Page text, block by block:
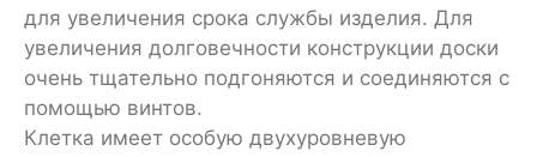
для увеличения срока службы изделия. Для
увеличения долговечности конструкции доски
очень тщательно подгоняются и соединяются с
помощью винтов.
Клетка имеет особую двухуровневую